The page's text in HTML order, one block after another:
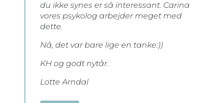
du ikke synes er så interessant. Carina
vores psykolog arbejder meget med
dette.
Nå, det var bare lige en tanke:))
KH og godt nytår.
Lotte Arndal